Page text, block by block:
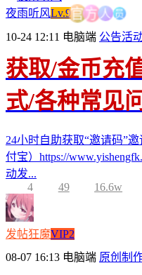
夜雨听风Lv.9官 方人员
10-24 12:11 电脑端 公告活
获取/金币充
式/各种常见
24小时自助获取“邀请码”
付宝）https://
动发...
4
49 16.6w
发帖狂魔VIP2
08-07 16:13 电脑端 原创制